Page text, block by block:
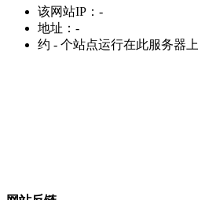
该网站IP： -
地址： -
约 - 个站点运行在此服务器上